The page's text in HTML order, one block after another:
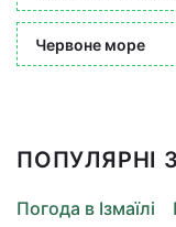
Червоне море
ПОПУЛЯРНІ
Погода в Ізмаїлі